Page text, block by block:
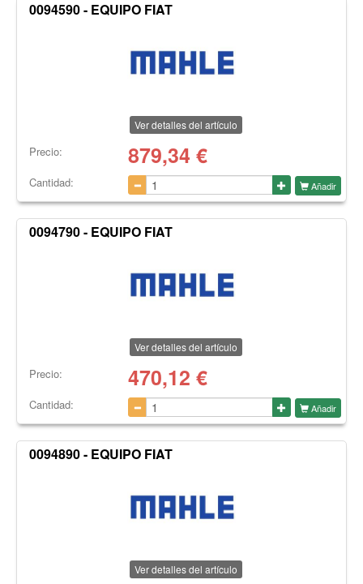
0094590 - EQUIPO FIAT
Ver detalles del artículo
Precio: 879,34 €
Cantidad: Añadir
0094790 - EQUIPO FIAT
Ver detalles del artículo
Precio: 470,12 €
Cantidad: Añadir
0094890 - EQUIPO FIAT
Ver detalles del artículo